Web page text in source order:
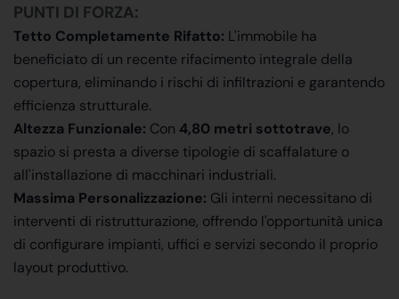
PUNTI DI FORZA:
Tetto Completamente Rifatto: L'immobile ha
beneficiato di un recente rifacimento integrale della
copertura, eliminando i rischi di infiltrazioni e garantendo
efficienza strutturale.
Altezza Funzionale: Con 4,80 metri sottotrave, lo
spazio si presta a diverse tipologie di scaffalature o
all'installazione di macchinari industriali.
Massima Personalizzazione: Gli interni necessitano di
interventi di ristrutturazione, offrendo l'opportunità unica
di configurare impianti, uffici e servizi secondo il proprio
layout produttivo.